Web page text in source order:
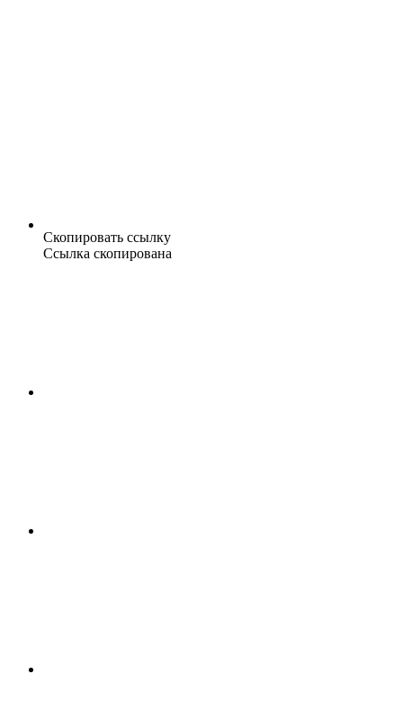
Скопировать ссылку
Ссылка скопирована